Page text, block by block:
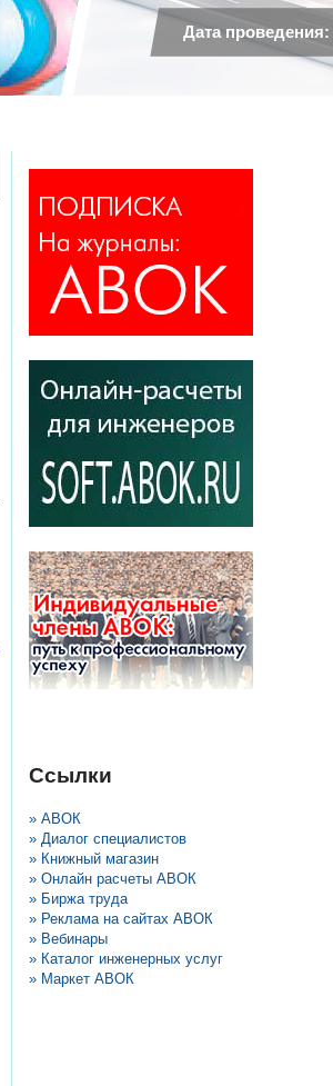
Дата проведения:
Ссылки
» АВОК
» Диалог специалистов
» Книжный магазин
» Онлайн расчеты АВОК
» Биржа труда
» Реклама на сайтах АВОК
» Вебинары
» Каталог инженерных услуг
» Маркет АВОК